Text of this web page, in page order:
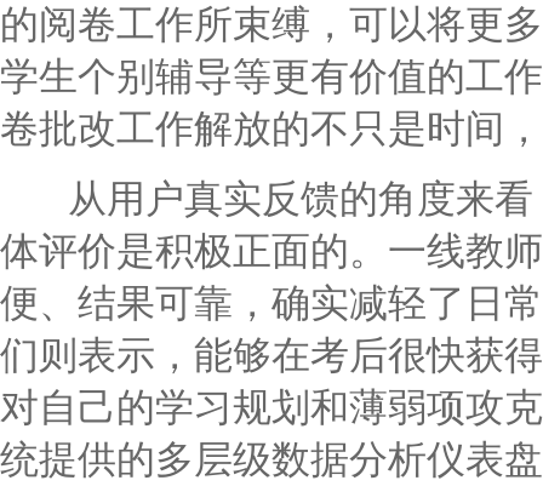
的阅卷工作所束缚，可以将更
学生个别辅导等更有价值的工
卷批改工作解放的不只是时间
从用户真实反馈的角度来看
体评价是积极正面的。一线教
便、结果可靠，确实减轻了日
们则表示，能够在考后很快获
对自己的学习规划和薄弱项攻
统提供的多层级数据分析仪表